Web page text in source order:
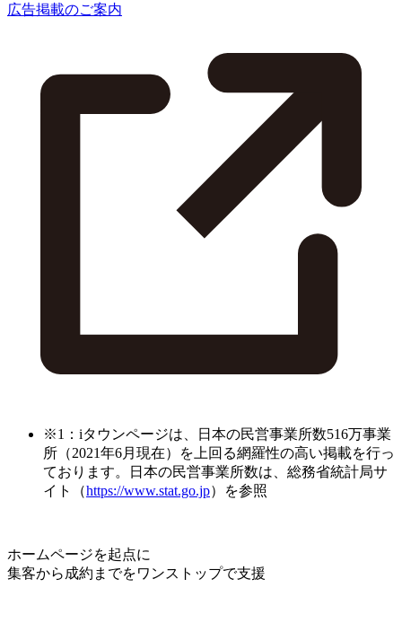
広告掲載のご案内
※1：iタウンページは、日本の民営事業所数516万事業
所（2021年6月現在）を上回る網羅性の高い掲載を行っ
ております。日本の民営事業所数は、総務省統計局サ
イト（https://www.stat.go.jp）を参照
ホームページを起点に
集客から成約までをワンストップで支援